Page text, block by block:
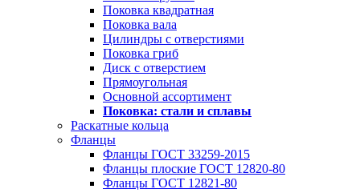
Поковка квадратная
Поковка вала
Цилиндры с отверстиями
Поковка гриб
Диск с отверстием
Прямоугольная
Основной ассортимент
Поковка: cтали и сплавы
Раскатные кольца
Фланцы
Фланцы ГОСТ 33259-2015
Фланцы плоские ГОСТ 12820-80
Фланцы ГОСТ 12821-80